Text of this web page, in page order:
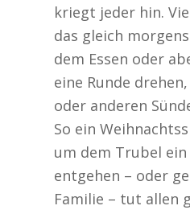
kriegt jeder hin.
das gleich
dem Essen oder
eine Runde
oder anderen
So ein
um dem Trubel ein
entgehen – oder
Familie – tut allen